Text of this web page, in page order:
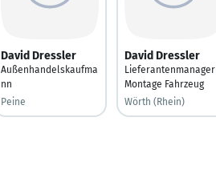
David Dressler
Außenhandelskaufma
nn
Peine
David Dressler
Lieferantenmanager
Montage Fahrzeug
Wörth (Rhein)